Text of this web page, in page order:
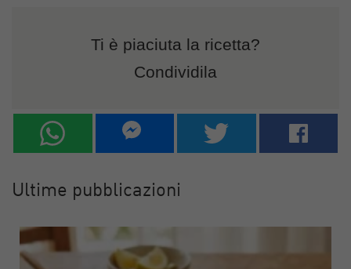
Ti è piaciuta la ricetta?
Condividila
Ultime pubblicazioni